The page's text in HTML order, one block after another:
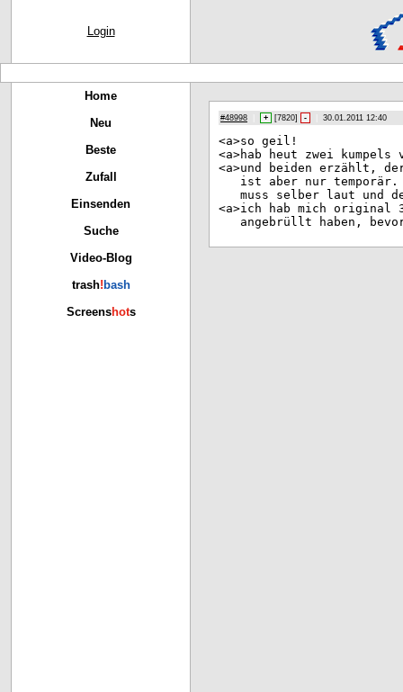
Login
Home
Neu
Beste
Zufall
Einsenden
Suche
Video-Blog
trash! bash
Screenshots
#48998 + [7820] - 30.01.2011 12:40
<a>so geil!
<a>hab heut zwei kumpels
<a>und beiden erzählt,
ist aber nur temporär.
muss selber laut und
<a>ich hab mich original
angebrüllt haben,